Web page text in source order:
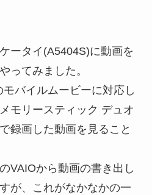
ータイ(A5404S)に動画を
ってみました。
バイルムービーに対応し
モリースティック デュオ
録画した動画を見ること
VAIOから動画の書き出し
が、これがなかなかの一